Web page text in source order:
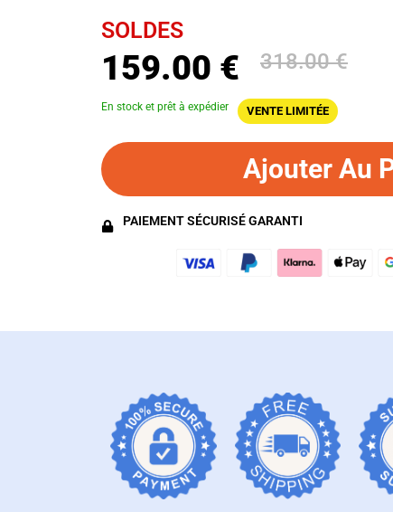
SOLDES
159.00 € 318.00 €
En stock et prêt à expédier VENTE LIMITÉE
Ajouter Au
PAIEMENT SÉCURISÉ GARANTI